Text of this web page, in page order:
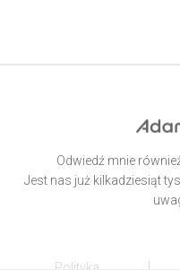
Odwiedź mnie
Jest nas już kilkadziesiąt